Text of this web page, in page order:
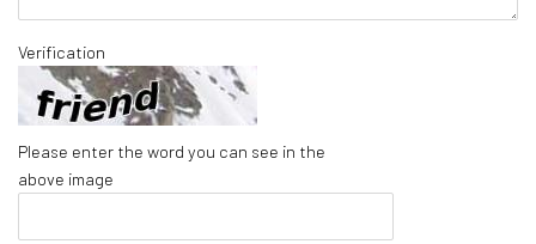
Verification
Please enter the word you can see in the
above image